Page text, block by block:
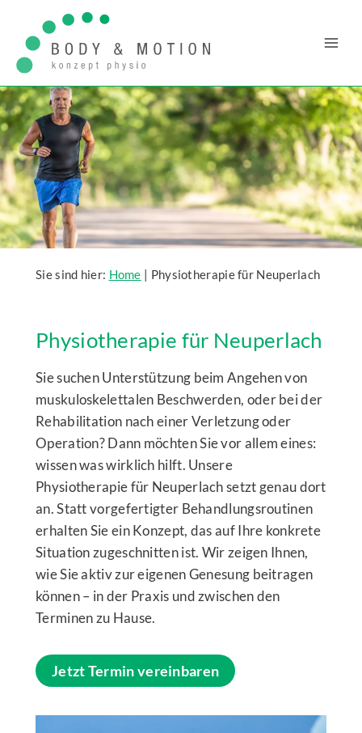
Inhalt
springen
Sie sind hier: Home | Physiotherapie für Neuperlach
Physiotherapie für Neuperlach
Sie suchen Unterstützung beim Angehen von
muskuloskelettalen Beschwerden, oder bei der
Rehabilitation nach einer Verletzung oder
Operation? Dann möchten Sie vor allem eines:
wissen was wirklich hilft. Unsere
Physiotherapie für Neuperlach setzt genau dort
an. Statt vorgefertigter Behandlungsroutinen
erhalten Sie ein Konzept, das auf Ihre konkrete
Situation zugeschnitten ist. Wir zeigen Ihnen,
wie Sie aktiv zur eigenen Genesung beitragen
können – in der Praxis und zwischen den
Terminen zu Hause.
Jetzt Termin vereinbaren